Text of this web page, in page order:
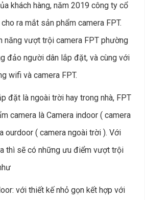
khách hàng, năm 2019 công ty cổ
ra mắt sản phẩm camera FPT.
năng vượt trội camera FPT phường
đảo người dân lắp đặt, và cùng với
wifi và camera FPT.
đặt là ngoài trời hay trong nhà, FPT
camera là Camera indoor ( camera
ourdoor ( camera ngoài trời ). Với
thì sẽ có những ưu điểm vượt trội
với thiết kế nhỏ gọn kết hợp với